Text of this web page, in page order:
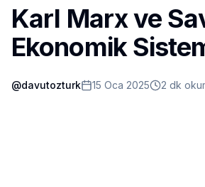
Dünya
Film ve Dizi
Kültür ve Sanat
Karl Marx ve
Ekonomik
@davutozturk 15 Oca 2025 2 dk